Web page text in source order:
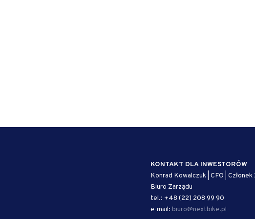
KONTAKT DLA INWESTORÓW
Konrad Kowalczuk | CFO | Członek
Biuro Zarządu
tel.: +48 (22) 208 99 90
e-mail: biuro@nextbike.pl